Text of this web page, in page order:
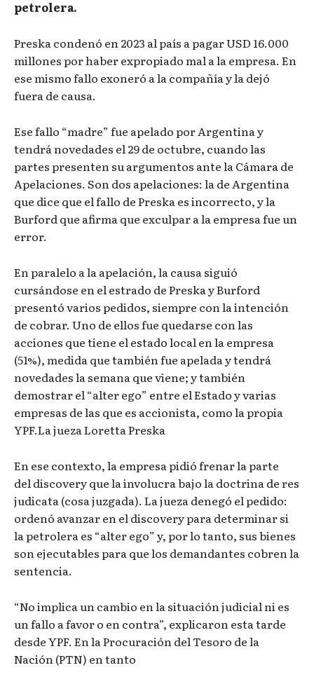
petrolera.
Preska condenó en 2023 al país a pagar USD 16.000
millones por haber expropiado mal a la empresa. En
ese mismo fallo exoneró a la compañía y la dejó
fuera de causa.
Ese fallo “madre” fue apelado por Argentina y
tendrá novedades el 29 de octubre, cuando las
partes presenten su argumentos ante la Cámara de
Apelaciones. Son dos apelaciones: la de Argentina
que dice que el fallo de Preska es incorrecto, y la
Burford que afirma que exculpar a la empresa fue un
error.
En paralelo a la apelación, la causa siguió
cursándose en el estrado de Preska y Burford
presentó varios pedidos, siempre con la intención
de cobrar. Uno de ellos fue quedarse con las
acciones que tiene el estado local en la empresa
(51%), medida que también fue apelada y tendrá
novedades la semana que viene; y también
demostrar el “alter ego” entre el Estado y varias
empresas de las que es accionista, como la propia
YPF.La jueza Loretta Preska
En ese contexto, la empresa pidió frenar la parte
del discovery que la involucra bajo la doctrina de res
judicata (cosa juzgada). La jueza denegó el pedido:
ordenó avanzar en el discovery para determinar si
la petrolera es “alter ego” y, por lo tanto, sus bienes
son ejecutables para que los demandantes cobren la
sentencia.
“No implica un cambio en la situación judicial ni es
un fallo a favor o en contra”, explicaron esta tarde
desde YPF. En la Procuración del Tesoro de la
Nación (PTN) en tanto